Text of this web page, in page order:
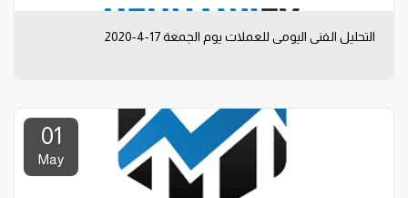
التحليل الفني اليومي للعملات يوم الجمعة 17-4-2020
01
May